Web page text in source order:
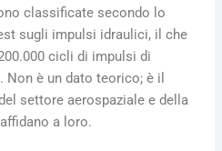
classificate secondo lo
sugli impulsi idraulici, il che
cicli di impulsi di
è un dato teorico; è il
settore aerospaziale e della
a loro.